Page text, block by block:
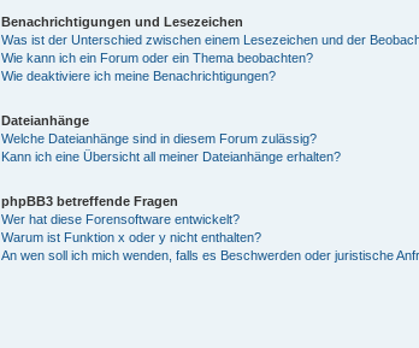
Benachrichtigungen und Lesezeichen
Was ist der Unterschied zwischen einem Lesezeichen und der
Wie kann ich ein Forum oder ein Thema beobachten?
Wie deaktiviere ich meine Benachrichtigungen?
Dateianhänge
Welche Dateianhänge sind in diesem Forum zulässig?
Kann ich eine Übersicht all meiner Dateianhänge erhalten?
phpBB3 betreffende Fragen
Wer hat diese Forensoftware entwickelt?
Warum ist Funktion x oder y nicht enthalten?
An wen soll ich mich wenden, falls es Beschwerden oder juristische